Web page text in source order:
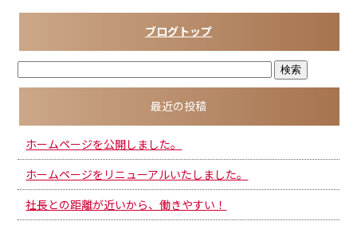
o
o
k
ブログトップ
最近の投稿
ホームページを公開しました。
ホームページをリニューアルいたしました。
社長との距離が近いから、働きやすい！